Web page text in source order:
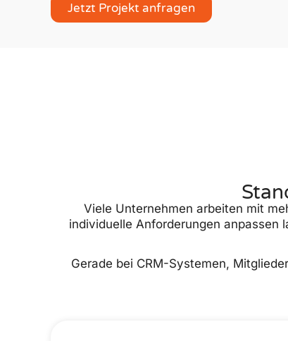
Jetzt Projekt anfragen
Viele Unternehmen arbeiten mit
individuelle Anforderungen anpassen
Gerade bei CRM-Systemen,